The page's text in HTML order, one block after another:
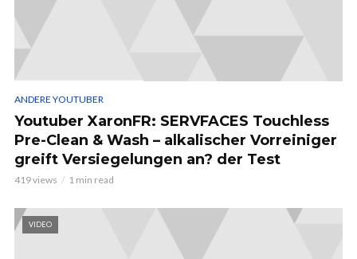
ANDERE YOUTUBER
Youtuber XaronFR: SERVFACES Touchless
Pre-Clean & Wash – alkalischer Vorreiniger
greift Versiegelungen an? der Test
419 views 1 min read
VIDEO